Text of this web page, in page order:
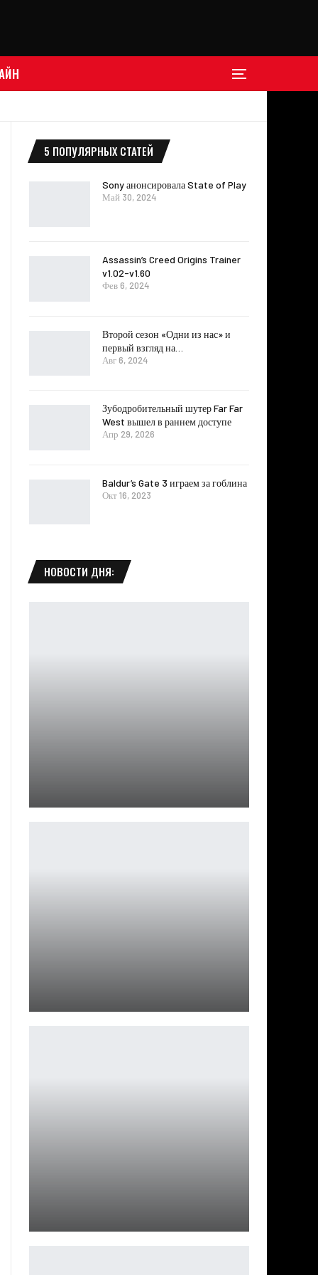
5 ПОПУЛЯРНЫХ СТАТЕЙ
Sony анонсировала State of Play
Май 30, 2024
Assassin’s Creed Origins Trainer
v1.02-v1.60
Фев 6, 2024
Второй сезон «Одни из нас» и
первый взгляд на…
Авг 6, 2024
Зубодробительный шутер Far Far
West вышел в раннем доступе
Апр 29, 2026
Baldur’s Gate 3 играем за гоблина
Окт 16, 2023
НОВОСТИ ДНЯ: